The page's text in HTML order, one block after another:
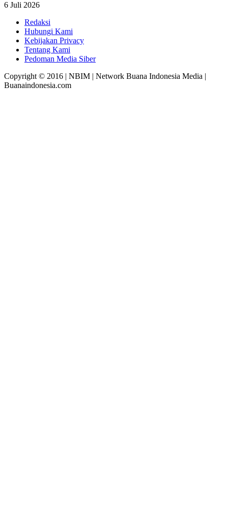
6 Juli 2026
Redaksi
Hubungi Kami
Kebijakan Privacy
Tentang Kami
Pedoman Media Siber
Copyright © 2016 | NBIM | Network Buana Indonesia Media |
Buanaindonesia.com